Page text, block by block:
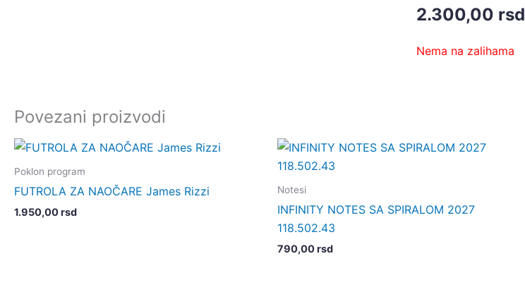
2.300,00 rsd
Nema na zalihama
Povezani proizvodi
Poklon program
FUTROLA ZA NAOČARE James Rizzi
1.950,00rsd
Notesi
INFINITY NOTES SA SPIRALOM 2027
118.502.43
790,00rsd